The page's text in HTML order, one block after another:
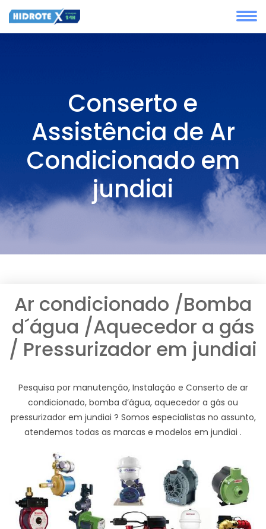
Conserto e
Assistência de Ar
Condicionado em
jundiai
Ar condicionado /Bomba
d´água /Aquecedor a gás
/ Pressurizador em jundiai
Pesquisa por manutenção, Instalação e Conserto de ar
condicionado, bomba d’água, aquecedor a gás ou
pressurizador em jundiai ? Somos especialistas no assunto,
atendemos todas as marcas e modelos em jundiai .